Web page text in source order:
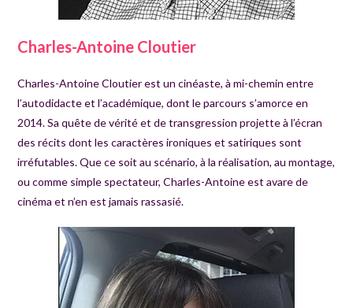
Charles-Antoine Cloutier
Charles-Antoine Cloutier est un cinéaste, à mi-chemin entre
l’autodidacte et l’académique, dont le parcours s’amorce en
2014. Sa quête de vérité et de transgression projette à l’écran
des récits dont les caractères ironiques et satiriques sont
irréfutables. Que ce soit au scénario, à la réalisation, au montage,
ou comme simple spectateur, Charles-Antoine est avare de
cinéma et n’en est jamais rassasié.